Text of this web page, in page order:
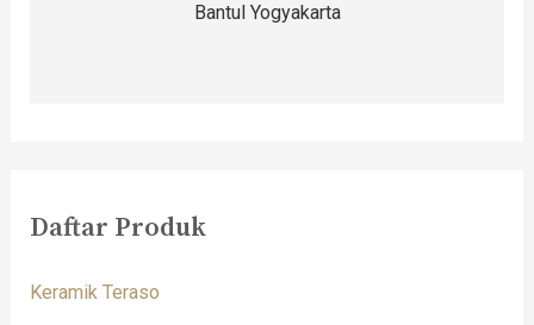
Bantul Yogyakarta
Daftar Produk
Keramik Teraso